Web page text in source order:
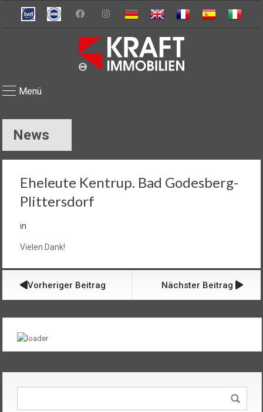
Menü
News
Eheleute Kentrup. Bad Godesberg-
Plittersdorf
in
Vielen Dank!
Vorheriger Beitrag Nächster Beitrag